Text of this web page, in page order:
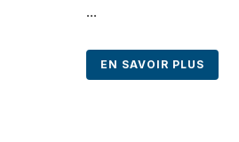
...
EN SAVOIR PLUS